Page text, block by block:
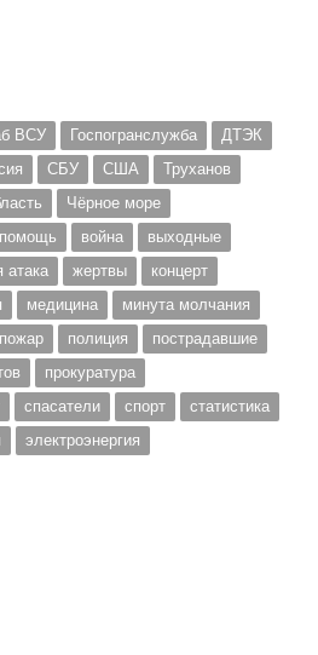
ВСУ Госпогранслужба
ДТЭК
СБУ США
Труханов
Чёрное море
война
выходные
атака жертвы
концерт
медицина
минута молчания
пожар полиция
пострадавшие
прокуратура
спасатели спорт
статистика
электроэнергия